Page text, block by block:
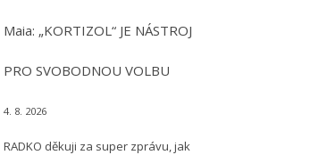
Maia: „KORTIZOL“ JE NÁSTROJ
PRO SVOBODNOU VOLBU
4. 8. 2026
RADKO děkuji za super zprávu, jak